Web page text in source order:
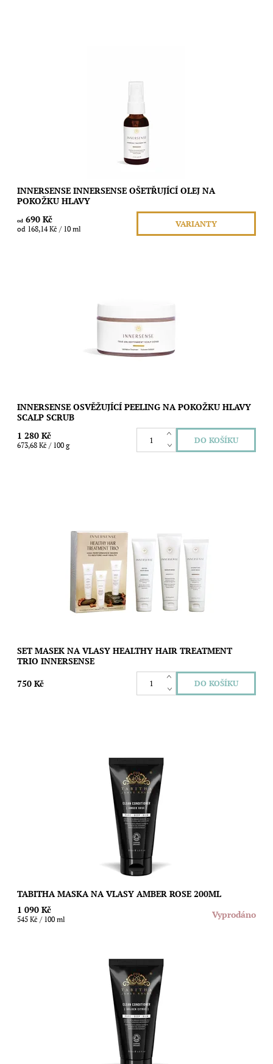
vašim vlasům potřebnou výživu? Začněte s péčí pěkně od
INNERSENSE INNERSENSE OŠETŘUJÍCÍ OLEJ NA
POKOŽKU HLAVY
od 690 Kč
od 168,14 Kč / 10 ml VARIANTY
Innersense
INNERSENSE OSVĚŽUJÍCÍ PEELING NA POKOŽKU HLAVY
SCALP SCRUB
1 280 Kč
673,68 Kč / 100 g
Poskytuje hloubkovou hydrataci, detoxikaci, regeneraci a
posílení vlasového vlákna. Set...
Skladem
Innersense
SET MASEK NA VLASY HEALTHY HAIR TREATMENT
TRIO INNERSENSE
750 Kč
Konec suchým konečkům, jaké známe snad každý! 100%
přírodní Clean Conditioner od britské Tabitha James-Kraan je
opravdová hydratační injekce pro...
Vyprodáno
Tabitha James Kraan
TABITHA MASKA NA VLASY AMBER ROSE 200ML
1 090 Kč
545 Kč / 100 ml Vyprodáno
Konec suchým konečkům, jaké známe snad každý! 100%
přírodní Clean Conditioner od britské Tabitha James-Kraan je
opravdová hydratační injekce pro...
Vyprodáno
Tabitha James Kraan